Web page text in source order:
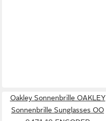
Oakley Sonnenbrille OAKLEY
Sonnenbrille Sunglasses OO